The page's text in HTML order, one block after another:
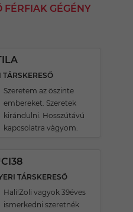
FÉRFIAK GÉGÉNY
TÁRSKERESŐ
Szeretem az öszinte
embereket. Szeretek
kirándulni. Hosszútávú
kapcsolatra vàgyom.
TÁRSKERESŐ
Hali!Zoli vagyok 39éves
ismerkedni szeretnék